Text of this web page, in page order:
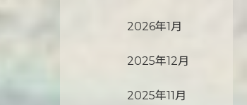
2026年1月
2025年12月
2025年11月